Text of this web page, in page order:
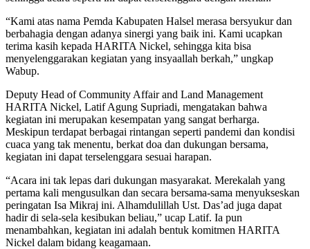
“Kami atas nama Pemda Kabupaten Halsel merasa bersyukur dan
berbahagia dengan adanya sinergi yang baik ini. Kami ucapkan
terima kasih kepada HARITA Nickel, sehingga kita bisa
menyelenggarakan kegiatan yang insyaallah berkah,” ungkap
Wabup.
Deputy Head of Community Affair and Land Management
HARITA Nickel, Latif Agung Supriadi, mengatakan bahwa
kegiatan ini merupakan kesempatan yang sangat berharga.
Meskipun terdapat berbagai rintangan seperti pandemi dan kondisi
cuaca yang tak menentu, berkat doa dan dukungan bersama,
kegiatan ini dapat terselenggara sesuai harapan.
“Acara ini tak lepas dari dukungan masyarakat. Merekalah yang
pertama kali mengusulkan dan secara bersama-sama menyukseskan
peringatan Isa Mikraj ini. Alhamdulillah Ust. Das’ad juga dapat
hadir di sela-sela kesibukan beliau,” ucap Latif. Ia pun
menambahkan, kegiatan ini adalah bentuk komitmen HARITA
Nickel dalam bidang keagamaan.